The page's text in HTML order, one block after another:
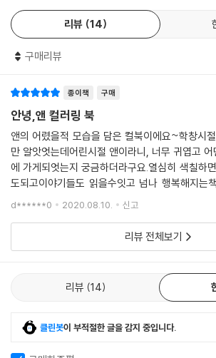
리뷰 14
구매리뷰
종이책 구매
안녕,앤 컬러링 북
앤의 어렸을적 모습을 담은 컬북이에요~학창시
만 알앗엇는데어린시절 앤이라니, 너무 귀엽고
에 가게되엇는지 궁금하더라구요.열심히 색칠하
도되고이야기들도 읽을수잇고 넘나 행복해지는
책은 종이 질이 안좋앗다고 하던데,이번책은 조금
d******0 2020.08.10. 신고
리뷰 전체보기
리뷰 14
클린봇이 부적절한 글을 감지 중입니다.